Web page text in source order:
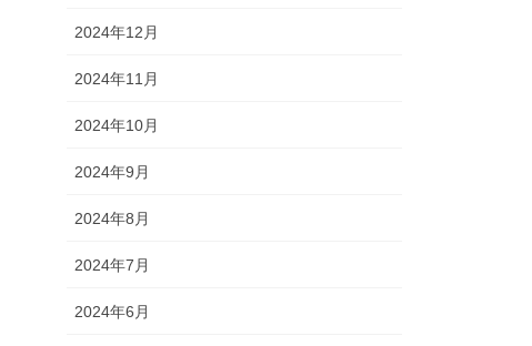
2024年12月
2024年11月
2024年10月
2024年9月
2024年8月
2024年7月
2024年6月